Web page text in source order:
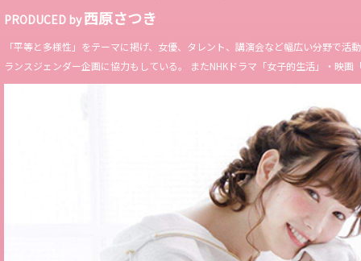
PRODUCED by西原さつき
「平等と多様性」をテーマに掲げ、女優、タレント、講演会など幅広い分野で
ランスジェンダー企画に協力もしている。 またNHKドラマ「女子的生活」・映